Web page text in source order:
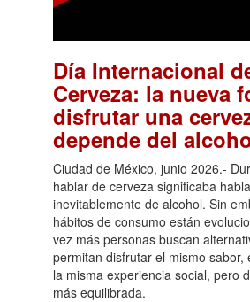
Día Internacional
Cerveza: la nueva
disfrutar una
depende del
Ciudad de México, junio 2026.-
hablar de cerveza significaba
inevitablemente de alcohol. Sin
hábitos de consumo están
vez más personas buscan
permitan disfrutar el mismo sabor,
la misma experiencia social, pero
más equilibrada.